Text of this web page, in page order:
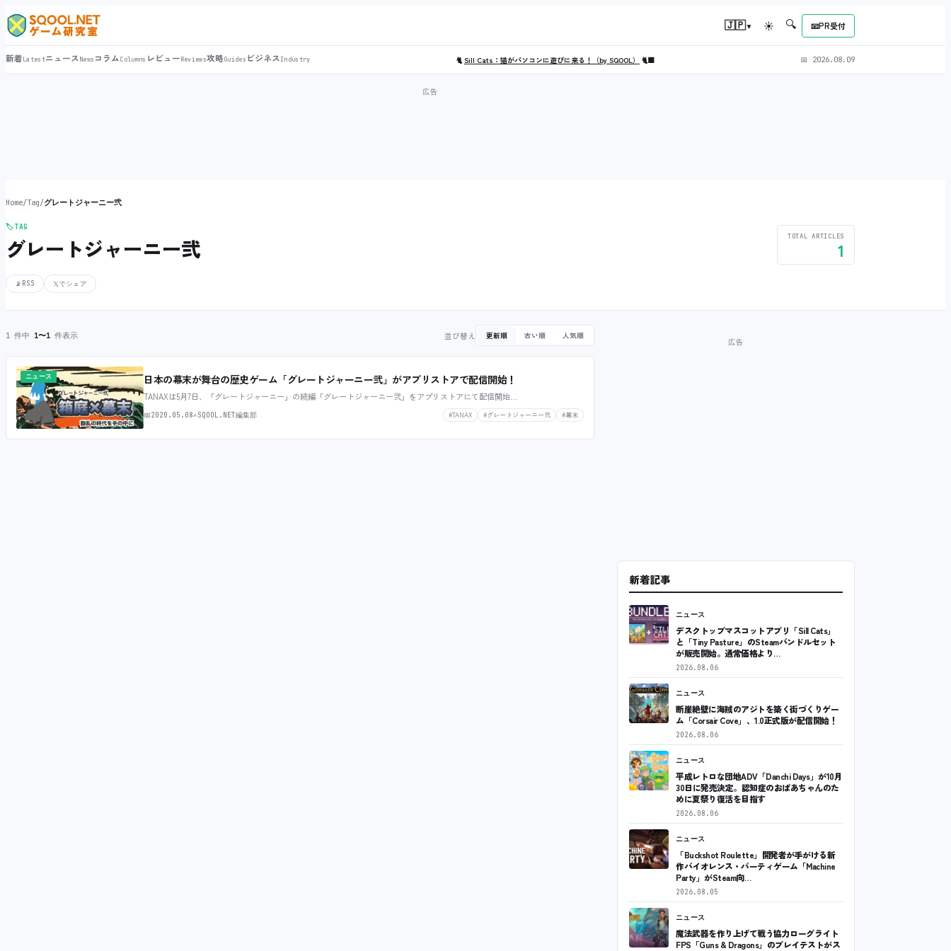
🇯🇵▾ ☀ 🔍 📧PR受付
新着LatestニュースNews コラムColumns レビューReviews攻略Guides ビジネスIndustry 🐈Sill Cats：猫がパソコンに遊びに来る！（by SQOOL） 🐈‍⬛ 📅 2026.08.09
Home/Tag/グレートジャーニー弐
🏷️TAG
グレートジャーニー弐 TOTAL ARTICLES
1
📡 RSS 𝕏でシェア
1 件中 1〜1 件表示 並び替え 更新順 古い順 人気順
ニュース 日本の幕末が舞台の歴史ゲーム「グレートジャーニー弐」がアプリストアで配信開始！
TANAXは5月7日、「グレートジャーニー」の続編「グレートジャーニー弐」をアプリストアにて配信開始…
📅2020.05.08✍SQOOL.NET編集部 #TANAX #グレートジャーニー弐 #幕末
新着記事
ニュース
デスクトップマスコットアプリ「Sill Cats」
と「Tiny Pasture」のSteamバンドルセット
が販売開始。通常価格より…
2026.08.06
ニュース
断崖絶壁に海賊のアジトを築く街づくりゲー
ム「Corsair Cove」、1.0正式版が配信開始！
2026.08.06
ニュース
平成レトロな団地ADV「Danchi Days」が10月
30日に発売決定。認知症のおばあちゃんのた
めに夏祭り復活を目指す
2026.08.06
ニュース
「Buckshot Roulette」開発者が手がける新
作バイオレンス・パーティゲーム「Machine
Party」がSteam向…
2026.08.05
ニュース
魔法武器を作り上げて戦う協力ローグライト
FPS「Guns & Dragons」のプレイテストがス